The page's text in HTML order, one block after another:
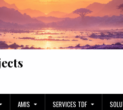
AMIS SERVICES TDF